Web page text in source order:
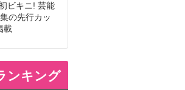
ビキニ! 芸能
の先行カッ
載
ンキング